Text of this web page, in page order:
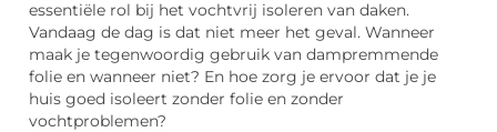
essentiële rol bij het vochtvrij isoleren van daken.
Vandaag de dag is dat niet meer het geval. Wanneer
maak je tegenwoordig gebruik van dampremmende
folie en wanneer niet? En hoe zorg je ervoor dat je je
huis goed isoleert zonder folie en zonder
vochtproblemen?